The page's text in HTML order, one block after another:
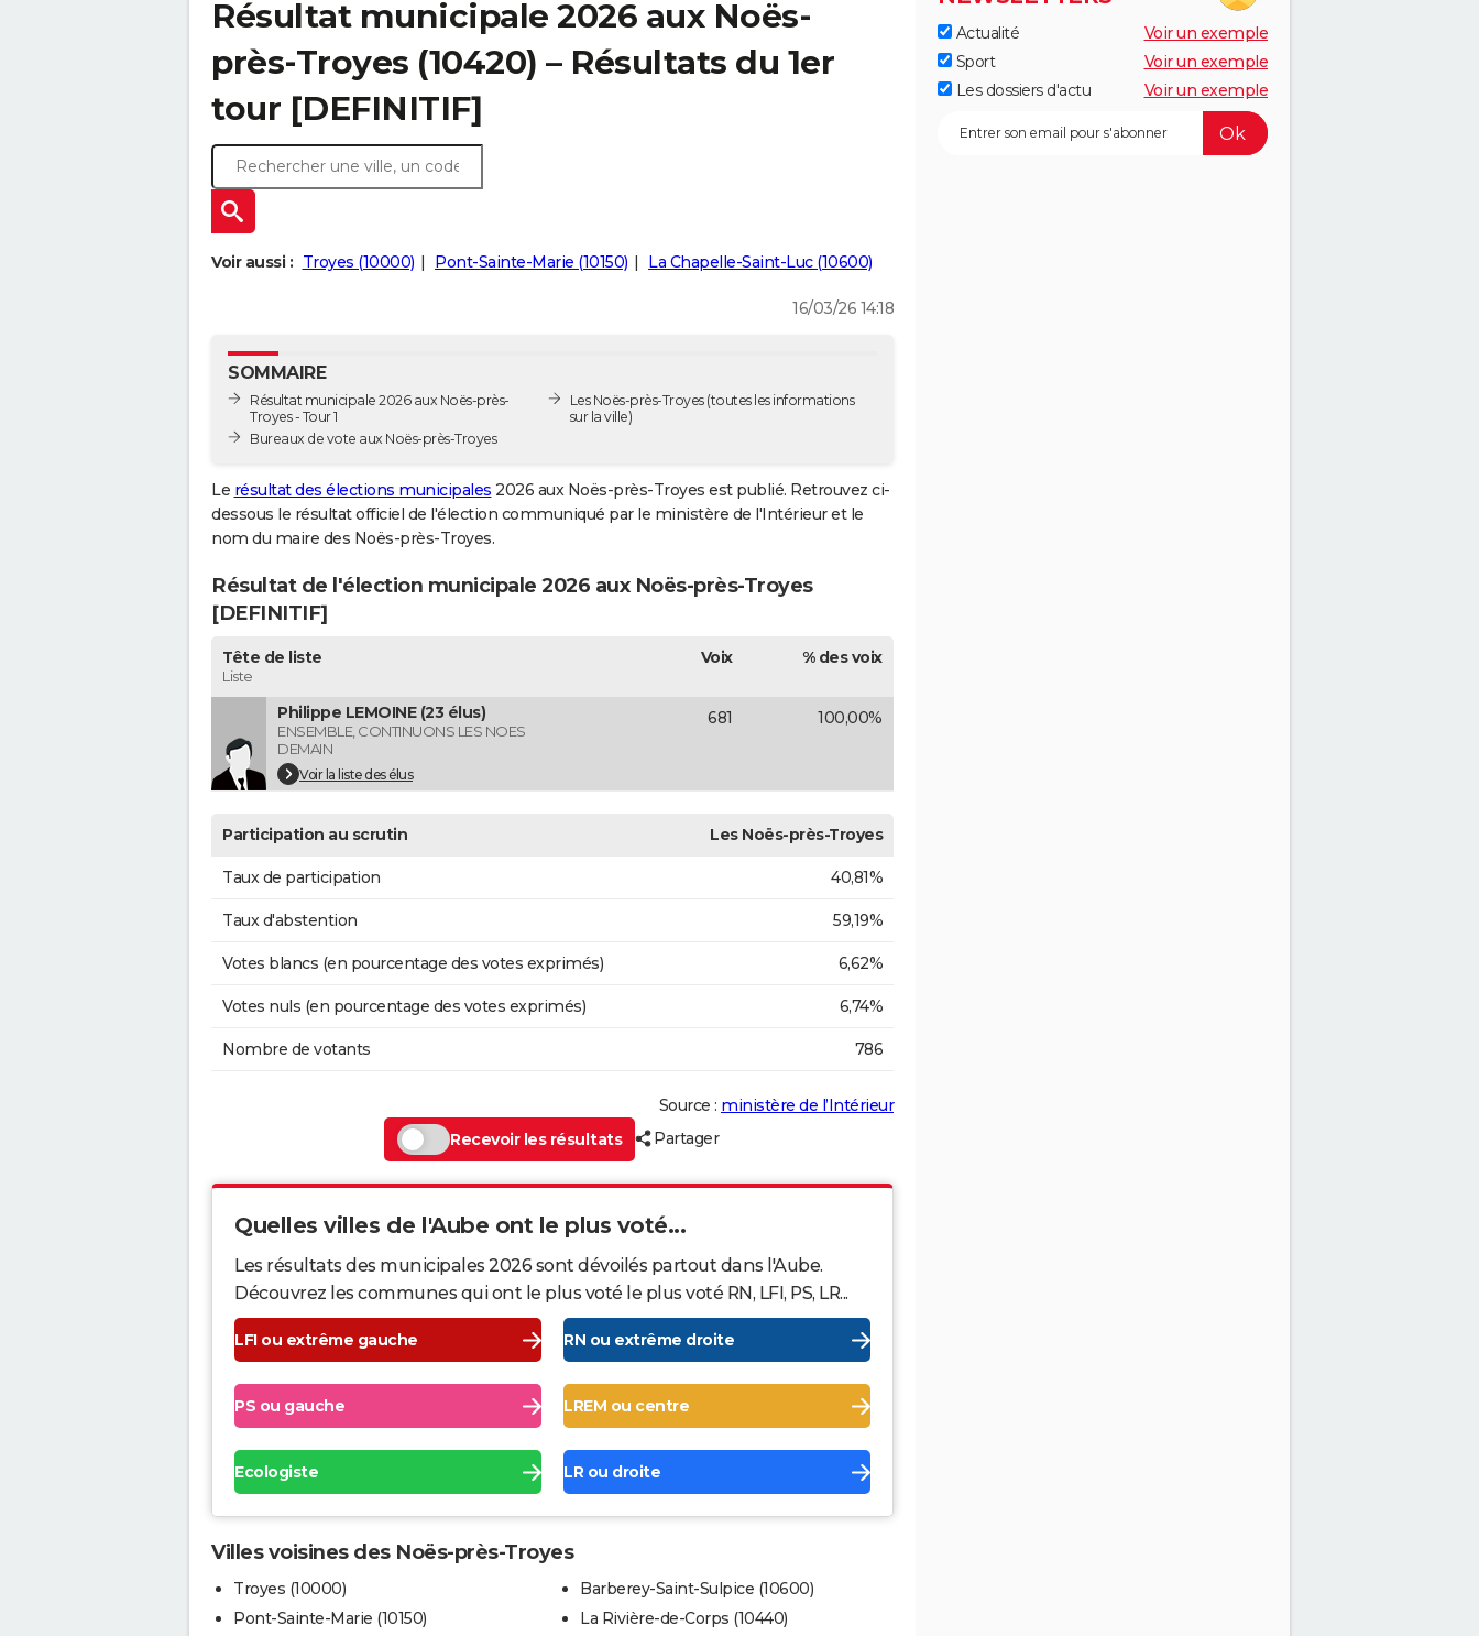
Résultat municipale 2026 aux Noës-
près-Troyes (10420) – Résultats du 1er
tour [DEFINITIF]
Voir aussi : Troyes (10000) Pont-Sainte-Marie (10150) La Chapelle-Saint-Luc (10600)
16/03/26 14:18
SOMMAIRE
Résultat municipale 2026 aux Noës-près-
Troyes - Tour 1
Bureaux de vote aux Noës-près-Troyes
Les Noës-près-Troyes(toutes les informations
sur la ville)
Le résultat des élections municipales 2026 aux Noës-près-Troyes est publié. Retrouvez ci-
dessous le résultat officiel de l'élection communiqué par le ministère de l'Intérieur et le
nom du maire des Noës-près-Troyes.
Résultat de l'élection municipale 2026 aux Noës-près-Troyes
[DEFINITIF]
Tête de liste
Liste
Voix % des voix
Philippe LEMOINE (23 élus)
ENSEMBLE, CONTINUONS LES NOES
DEMAIN
Voir la liste des élus
681 100,00%
Participation au scrutin Les Noës-près-Troyes
Taux de participation 40,81%
Taux d'abstention 59,19%
Votes blancs (en pourcentage des votes exprimés) 6,62%
Votes nuls (en pourcentage des votes exprimés) 6,74%
Nombre de votants 786
Source : ministère de l’Intérieur
Recevoir les résultats
Partager
Quelles villes de l'Aube ont le plus voté...
Les résultats des municipales 2026 sont dévoilés partout dans l'Aube.
Découvrez les communes qui ont le plus voté le plus voté RN, LFI, PS, LR...
LFI ou extrême gauche RN ou extrême droite
PS ou gauche LREM ou centre
Ecologiste LR ou droite
Villes voisines des Noës-près-Troyes
Troyes (10000)
Pont-Sainte-Marie (10150)
Barberey-Saint-Sulpice (10600)
La Rivière-de-Corps (10440)
Actualité
Voir un exemple
Sport
Voir un exemple
Les dossiers d'actu
Voir un exemple